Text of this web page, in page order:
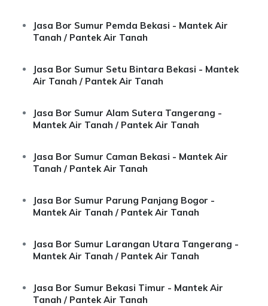
Jasa Bor Sumur Pemda Bekasi - Mantek Air
Tanah / Pantek Air Tanah
Jasa Bor Sumur Setu Bintara Bekasi - Mantek
Air Tanah / Pantek Air Tanah
Jasa Bor Sumur Alam Sutera Tangerang -
Mantek Air Tanah / Pantek Air Tanah
Jasa Bor Sumur Caman Bekasi - Mantek Air
Tanah / Pantek Air Tanah
Jasa Bor Sumur Parung Panjang Bogor -
Mantek Air Tanah / Pantek Air Tanah
Jasa Bor Sumur Larangan Utara Tangerang -
Mantek Air Tanah / Pantek Air Tanah
Jasa Bor Sumur Bekasi Timur - Mantek Air
Tanah / Pantek Air Tanah